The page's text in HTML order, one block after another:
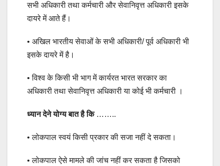
सभी अधिकारी तथा कर्मचारी और सेवानिवृत्त अधिकारी इसके
दायरे में आते हैं।
• अखिल भारतीय सेवाओं के सभी अधिकारी/ पूर्व अधिकारी भी
इसके दायरे में है।
• विश्व के किसी भी भाग में कार्यरत भारत सरकार का
अधिकारी तथा सेवानिवृत्त अधिकारी या कोई भी कर्मचारी ।
ध्यान देने योग्य बात है कि……..
• लोकपाल स्वयं किसी प्रकार की सजा नहीं दे सकता।
• लोकपाल ऐसे मामले की जांच नहीं कर सकता है जिसको